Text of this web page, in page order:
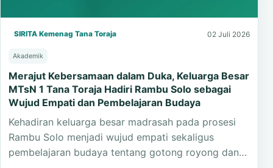
SIRITA Kemenag Tana Toraja 02 Juli 2026
Akademik
Merajut Kebersamaan dalam Duka, Keluarga Besar
MTsN 1 Tana Toraja Hadiri Rambu Solo sebagai
Wujud Empati dan Pembelajaran Budaya
Kehadiran keluarga besar madrasah pada prosesi
Rambu Solo menjadi wujud empati sekaligus
pembelajaran budaya tentang gotong royong dan…